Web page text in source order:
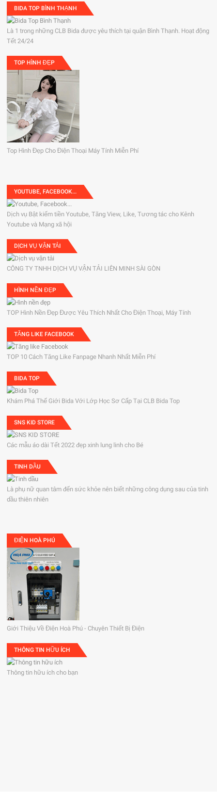
BIDA TOP BÌNH THẠNH
Là 1 trong những CLB Bida được yêu thích tại quận Bình Thạnh. Hoạt động
Tết 24/24
TOP HÌNH ĐẸP
Top Hình Đẹp Cho Điện Thoại Máy Tính Miễn Phí
YOUTUBE, FACEBOOK...
Dịch vụ Bật kiếm tiền Youtube, Tăng View, Like, Tương tác cho Kênh
Youtube và Mạng xã hội
DỊCH VỤ VẬN TẢI
CÔNG TY TNHH DỊCH VỤ VẬN TẢI LIÊN MINH SÀI GÒN
HÌNH NỀN ĐẸP
TOP Hình Nền Đẹp Được Yêu Thích Nhất Cho Điện Thoại, Máy Tính
TĂNG LIKE FACEBOOK
TOP 10 Cách Tăng Like Fanpage Nhanh Nhất Miễn Phí
BIDA TOP
Khám Phá Thế Giới Bida Với Lớp Học Sơ Cấp Tại CLB Bida Top
SNS KID STORE
Các mẫu áo dài Tết 2022 đẹp xinh lung linh cho Bé
TINH DẦU
Là phụ nữ quan tâm đến sức khỏe nên biết những công dụng sau của tinh
dầu thiên nhiên
ĐIỆN HOÀ PHÚ
Giới Thiệu Về Điện Hoà Phú - Chuyên Thiết Bị Điện
THÔNG TIN HỮU ÍCH
Thông tin hữu ích cho bạn